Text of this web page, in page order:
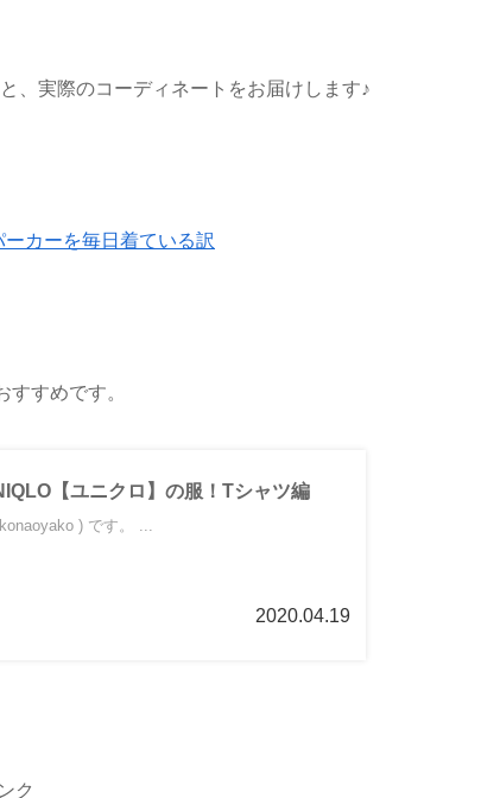
、実際のコーディネートをお届けします♪
ーカーを毎日着ている訳
すめです。
【ユニクロ】の服！Tシャツ編
) です。 ...
2020.04.19
ク